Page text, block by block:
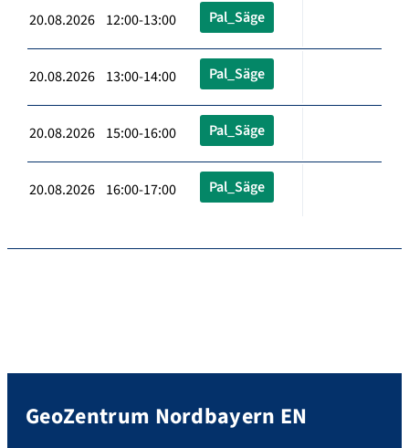
20.08.2026 12:00-13:00 Pal_Säge
20.08.2026 13:00-14:00 Pal_Säge
20.08.2026 15:00-16:00 Pal_Säge
20.08.2026 16:00-17:00 Pal_Säge
GeoZentrum Nordbayern EN